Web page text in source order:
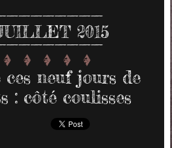
2015
neuf jours de
: côté coulisses